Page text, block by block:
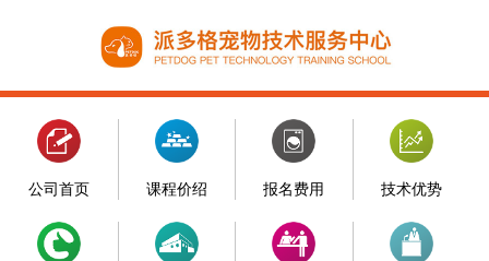
公司首页 课程价绍 报名费用 技术优势